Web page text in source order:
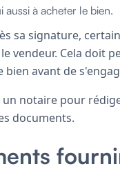
aussi à acheter le bien.
sa signature,
vendeur. Cela doit
avant de
un notaire pour
documents.